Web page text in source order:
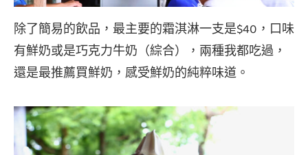
除了簡易的飲品，最主要的霜淇淋一支是$40，口味
有鮮奶或是巧克力牛奶（綜合），兩種我都吃過，
還是最推薦買鮮奶，感受鮮奶的純粹味道。